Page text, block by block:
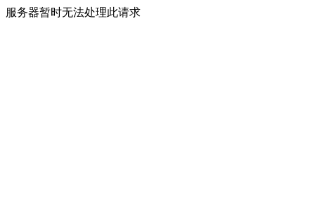
服务器暂时无法处理此请求